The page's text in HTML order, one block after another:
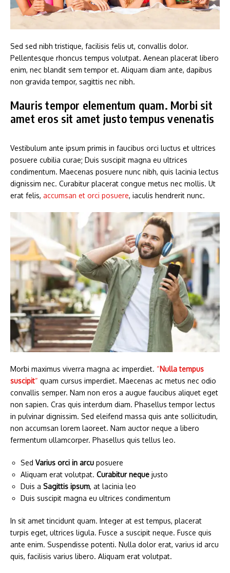
Sed sed nibh tristique, facilisis felis ut, convallis dolor.
Pellentesque rhoncus tempus volutpat. Aenean placerat libero
enim, nec blandit sem tempor et. Aliquam diam ante, dapibus
non gravida tempor, sagittis nec nibh.
Mauris tempor elementum quam. Morbi sit
amet eros sit amet justo tempus venenatis
Vestibulum ante ipsum primis in faucibus orci luctus et ultrices
posuere cubilia curae; Duis suscipit magna eu ultrices
condimentum. Maecenas posuere nunc nibh, quis lacinia lectus
dignissim nec. Curabitur placerat congue metus nec mollis. Ut
erat felis, accumsan et orci posuere, iaculis hendrerit nunc.
Morbi maximus viverra magna ac imperdiet. “Nulla tempus
suscipit“ quam cursus imperdiet. Maecenas ac metus nec odio
convallis semper. Nam non eros a augue faucibus aliquet eget
non sapien. Cras quis interdum diam. Phasellus tempor lectus
in pulvinar dignissim. Sed eleifend massa quis ante sollicitudin,
non accumsan lorem laoreet. Nam auctor neque a libero
fermentum ullamcorper. Phasellus quis tellus leo.
Sed Varius orci in arcu posuere
Aliquam erat volutpat. Curabitur neque justo
Duis a Sagittis ipsum, at lacinia leo
Duis suscipit magna eu ultrices condimentum
In sit amet tincidunt quam. Integer at est tempus, placerat
turpis eget, ultrices ligula. Fusce a suscipit neque. Fusce quis
ante enim. Suspendisse potenti. Nulla dolor erat, varius id arcu
quis, facilisis varius libero. Aliquam erat volutpat.